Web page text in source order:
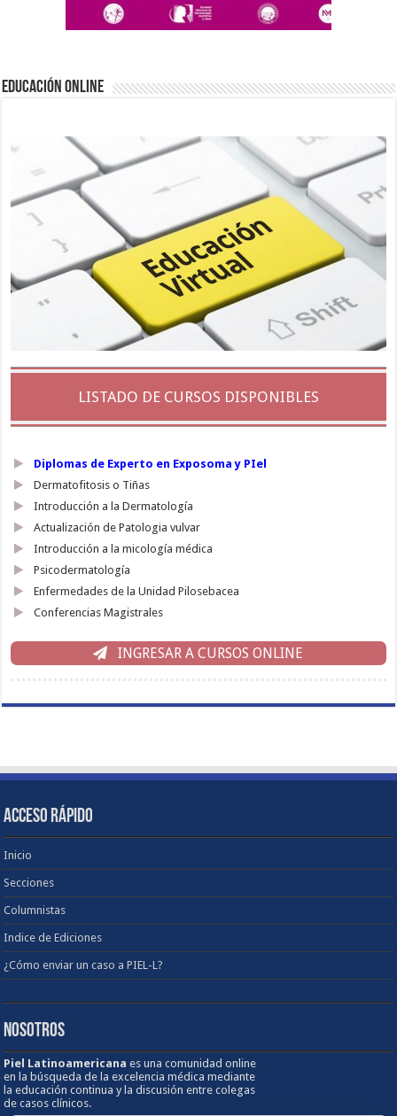
EDUCACIÓN ONLINE
LISTADO DE CURSOS DISPONIBLES
Diplomas de Experto en Exposoma y PIel
Dermatofitosis o Tiñas
Introducción a la Dermatología
Actualización de Patologia vulvar
Introducción a la micología médica
Psicodermatología
Enfermedades de la Unidad Pilosebacea
Conferencias Magistrales
INGRESAR A CURSOS ONLINE
ACCESO RÁPIDO
Inicio
Secciones
Columnistas
Indice de Ediciones
¿Cómo enviar un caso a PIEL-L?
NOSOTROS
Piel Latinoamericanaes una comunidad online
en la búsqueda de la excelencia médica mediante
la educación continua y la discusión entre colegas
de casos clínicos.